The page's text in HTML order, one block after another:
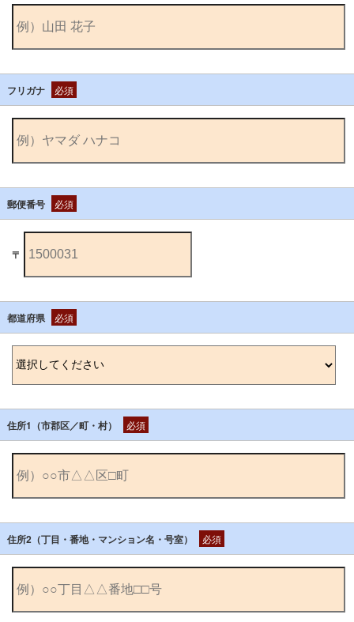
フリガナ 必須
郵便番号 必須
〒
都道府県 必須
住所1（市郡区／町・村） 必須
住所2（丁目・番地・マンション名・号室） 必須